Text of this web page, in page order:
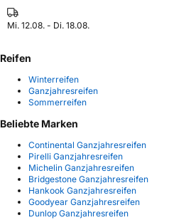
Mi. 12.08. - Di. 18.08.
Reifen
Winterreifen
Ganzjahresreifen
Sommerreifen
Beliebte Marken
Continental Ganzjahresreifen
Pirelli Ganzjahresreifen
Michelin Ganzjahresreifen
Bridgestone Ganzjahresreifen
Hankook Ganzjahresreifen
Goodyear Ganzjahresreifen
Dunlop Ganzjahresreifen